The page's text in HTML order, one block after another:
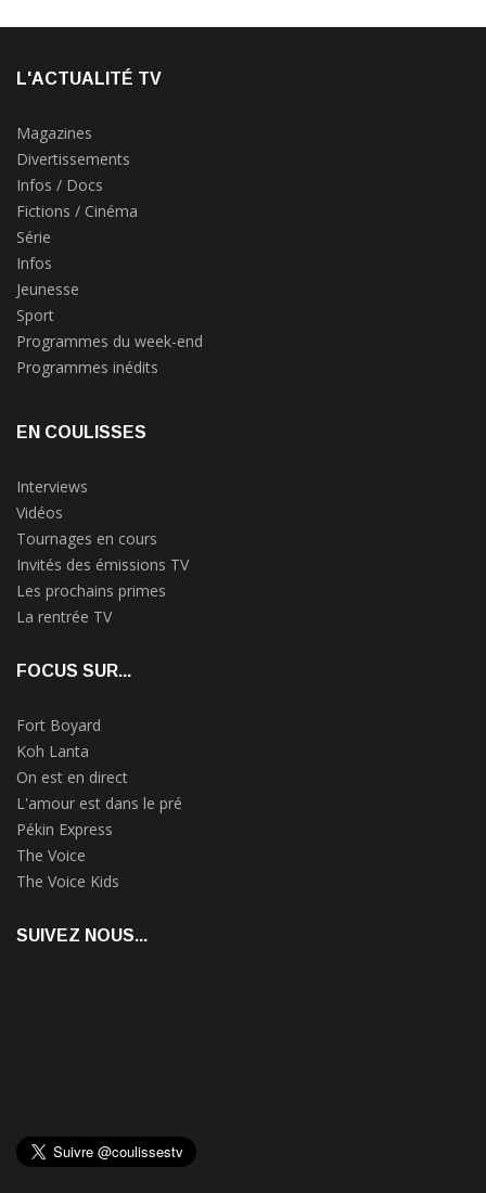
L'ACTUALITÉ TV
Magazines
Divertissements
Infos / Docs
Fictions / Cinéma
Série
Infos
Jeunesse
Sport
Programmes du week-end
Programmes inédits
EN COULISSES
Interviews
Vidéos
Tournages en cours
Invités des émissions TV
Les prochains primes
La rentrée TV
FOCUS SUR...
Fort Boyard
Koh Lanta
On est en direct
L'amour est dans le pré
Pékin Express
The Voice
The Voice Kids
SUIVEZ NOUS...